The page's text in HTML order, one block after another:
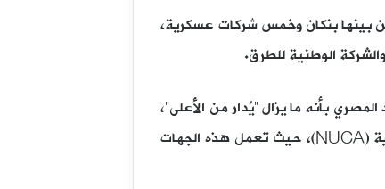
أنه كان من المخطط أن تطرح الحكومة 11 شركة مملوكة للدولة في البورصة خلال عام 2025م، من بينها بنكان وخمس شركات عسكرية،
الوطنية للطرق.
بأنه ما يزال “يُدار من الأعلى”،
مع تحكم مؤسسات سيادية لا تخضع للمساءلة، مثل الهيئة العامة للبترول (EGPC) وهيئة المجتمعات العمرانية (NUCA)، حيث تعمل هذه الجهات